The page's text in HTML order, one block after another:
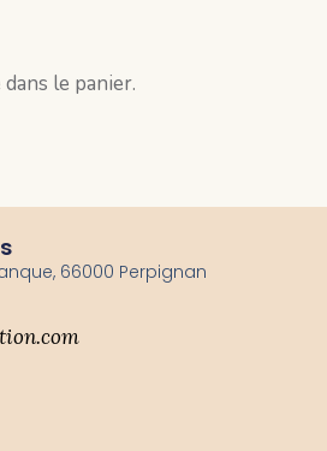
le panier.
66000 Perpignan